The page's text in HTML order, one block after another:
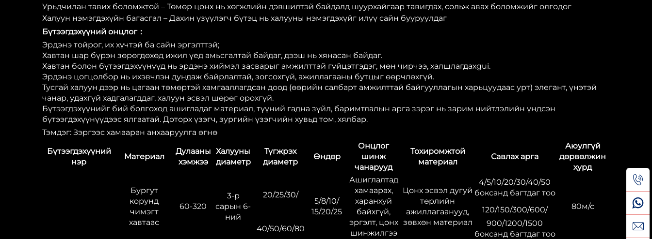
Урьдчилан тавих боломжтой – Төмөр цонх нь хөгжлийн дэвшилтэй байдалд шуурхайгаар тавигдах, сольж авах боломжийг олгодог
Халуун нэмэгдэхүйн багасгал – Дахин үзүүлэгч бүтэц нь халууны нэмэгдэхүйг илүү сайн бууруулдаг
Бүтээгдэхүүний онцлог：
Эрдэнэ тойрог, их хүчтэй ба сайн эргэлттэй;
Хавтан шар бүрэн зөрөгдөхөд ижил үед амьсгалтай байдаг, дээш нь хянасан байдаг.
Хавтан болон бүтээгдэхүүнүүд нь эрдэнэ хиймэл засварыг амжилттай гүйцэтгэдэг, мөн чирчээ, халшлагдахgui.
Эрдэнэ цогцолбор нь ихэвчлэн дундаж байрлалтай, зогсохгүй, ажиллагааны бутцыг өөрчлөхгүй.
Тусгай халуун дээр нь цагаан төмөртэй хамгааллагдсан доод (өөрийн салбарт амжилттай байгууллагын харьцуудаас урт) элегант, үнэтэй
чанар, удахгүй хадгалагддаг, халуун эсвэл шөрөг орохгүй.
Бүтээгдэхүүнийг бий болгоход ашигладаг материал, түүний гадна зүйл, баримтлалын арга зэрэг нь зарим нийтлэлийн үндсэн
бүтээгдэхүүнүүдээс ялгаатай. Доторх үзэгч, зургийн үзэгчийн хувьд том, хялбар.
Тэмдэг: Зэргээс хамааран анхааруулга өгнө
Бүтээгдэхүүний
нэр
Материал
Дулааны
хэмжээ
Халууны
диаметр
Түгжрэх
диаметр
Өндөр
Онцлог
шинж
чанарууд
Тохиромжтой
материал
Савлах арга
Аюулгүй
дөрвөлжин
хурд
Бургут
корунд
чимэгт
хавтаас
60-320
3-р
сарын 6-
ний
20/25/30/
5/8/10/
15/20/25
Ашиглалтад
хамаарах,
харанхуй
байхгүй,
эргэлт, цонх
шинжилгээ
Цонх эсвэл дугуй
төрлийн
ажиллагаанууд,
зөвхөн материал
4/5/10/20/30/40/50
боксанд багтдаг тоо
80м/с
120/150/300/600/
40/50/60/80
900/1200/1500
боксанд багтдаг тоо